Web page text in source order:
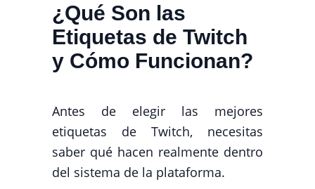
¿Qué Son las
Etiquetas de Twitch
y Cómo Funcionan?
Antes de elegir las mejores
etiquetas de Twitch, necesitas
saber qué hacen realmente dentro
del sistema de la plataforma.